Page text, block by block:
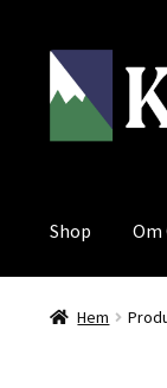
Hoppa
till
navigering
Hoppa
till
innehåll
Shop Om
Hem